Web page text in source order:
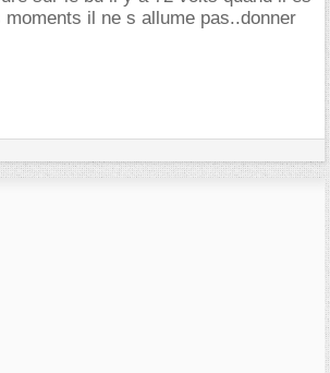
il ne s allume pas..donner